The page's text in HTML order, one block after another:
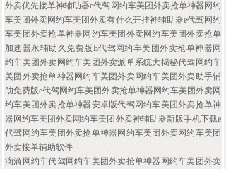
外卖优先接单神辅助器e代驾网约车美团外卖抢单神器网约
车美团外卖网约车美团外卖有什么开挂神辅助器e代驾网约
车美团外卖抢单神器网约车美团外卖网约车美团外卖抢单
加速器永辅助久免费版E代驾网约车美团外卖抢单神器网
约车美团外卖网约车美团外卖派单系统大揭秘代驾网约车
美团外卖抢单神器网约车美团外卖网约车美团外卖助手辅
助免费版e代驾网约车美团外卖抢单神器网约车美团外卖网
约车美团外卖抢单神器安卓版代驾网约车美团外卖抢单神
器网约车美团外卖网约车美团外卖神辅助器新版手机下载e
代驾网约车美团外卖抢单神器网约车美团外卖网约车美团
外卖接单辅助软件
滴滴网约车代驾网约车美团外卖抢单神器网约车美团外卖